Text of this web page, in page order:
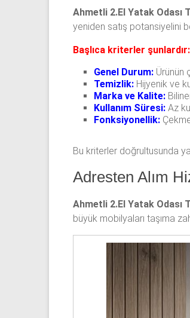
Ahmetli 2.El Yatak Odası
yeniden satış potansiyelini
Başlıca kriterler şunlardır:
Genel Durum: Ürünün
Temizlik: Hijyenik ve
Marka ve Kalite:
Kullanım Süresi: Az
Fonksiyonellik:
Bu kriterler doğrultusunda
Adresten Alım
Ahmetli 2.El Yatak Odası
büyük mobilyaları taşıma